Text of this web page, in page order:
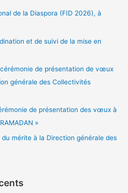
de la Diaspora (FID 2026), à
et de suivi de la mise en
de présentation de vœux
générale des Collectivités
de présentation des vœux à
»
mérite à la Direction générale des